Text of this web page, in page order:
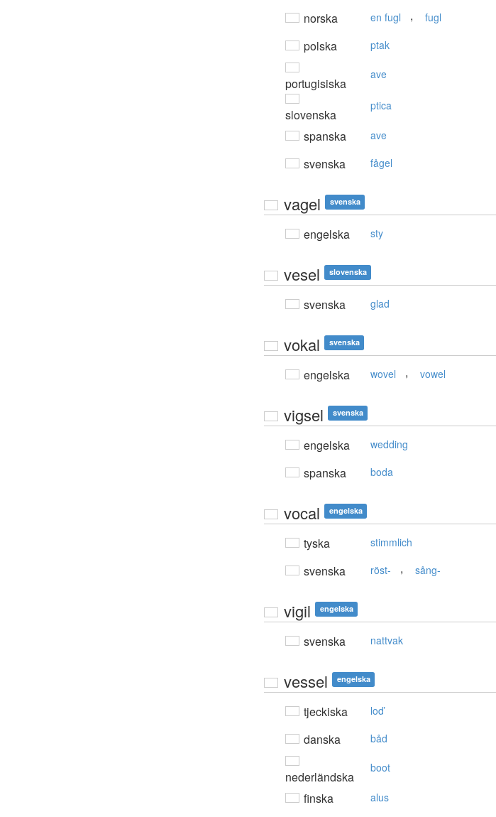
norska en fugl , fugl
polska ptak
portugisiska
ave
slovenska
ptica
spanska ave
svenska fågel
vagel svenska
engelska sty
vesel slovenska
svenska glad
vokal svenska
engelska wovel , vowel
vigsel svenska
engelska wedding
spanska boda
vocal engelska
tyska stimmlich
svenska röst- , sång-
vigil engelska
svenska nattvak
vessel engelska
tjeckiska loď
danska båd
nederländska
boot
finska alus